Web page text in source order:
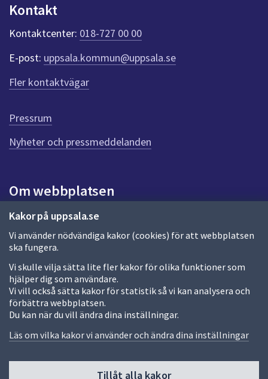
Kakor på uppsala.se
Vi använder nödvändiga kakor (cookies) för att webbplatsen
ska fungera.
Vi skulle vilja sätta lite fler kakor för olika funktioner som
hjälper dig som användare.
Vi vill också sätta kakor för statistik så vi kan analysera och
förbättra webbplatsen.
Du kan när du vill ändra dina inställningar.
Läs om vilka kakor vi använder och ändra dina inställningar
Tillåt alla kakor
k
e
r
f
ö
r
e
n
n
a
d
a
Kontakt
Kontaktcenter: 018-727 00 00
E-post: uppsala.kommun@uppsala.se
Fler kontaktvägar
Pressrum
Nyheter och pressmeddelanden
Om webbplatsen
Om webbplatsen
Allmänna handlingar och diarium
Behandling av personuppgifter
Kakor
Språk (other languages)
Tillgänglighetsredogörelse